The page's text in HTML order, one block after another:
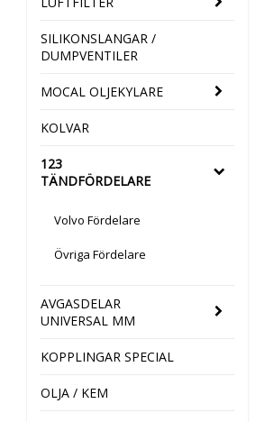
SILIKONSLANGAR /
DUMPVENTILER
MOCAL OLJEKYLARE
KOLVAR
123
TÄNDFÖRDELARE
Volvo Fördelare
Övriga Fördelare
AVGASDELAR
UNIVERSAL MM
KOPPLINGAR SPECIAL
OLJA / KEM